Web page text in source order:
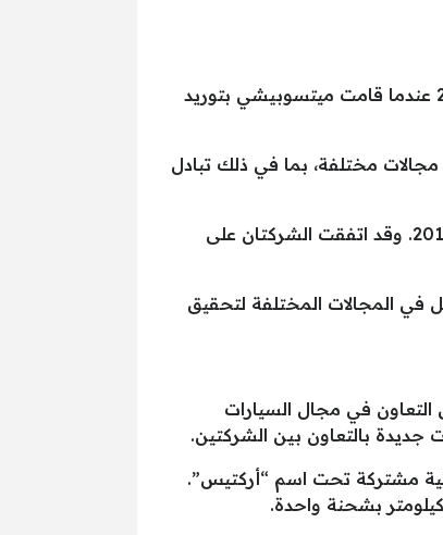
تعد علاقة ميتسوبيشي بسيارات رينو ذات طبيعة تعاونية وشراكة. وقد بدأت العلاقة بين الشركتين في عام 2010 عندما قامت ميتسوبيشي بتوريد
مجالات مختلفة، بما في ذلك تبادل
وتشمل العلاقة بين الشركتين أيضًا مشروع مشترك لتصنيع السيارات الكهربائية، والذي تم الإعلان عنه في عام 2017. وقد اتفقت الشركتان على
في المجالات المختلفة لتحقيق
التعاون في مجال السيارات
جديدة بالتعاون بين الشركتين.
من ميتسوبيشي ورينو في عام 2025، وهي سيارة كهربائية مشتركة تحت اسم “أركتيس”.